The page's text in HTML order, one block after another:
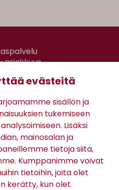
evästeitä
sisällön ja
tukemiseen
Lisäksi
mainosalan ja
tietoja siitä,
Kumppanimme voivat
tietoihin, joita olet
kerätty, kun olet
Café